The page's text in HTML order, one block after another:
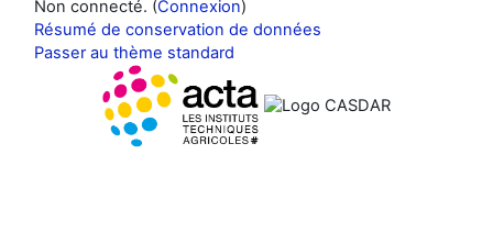
Non connecté. (Connexion)
Résumé de conservation de données
Passer au thème standard